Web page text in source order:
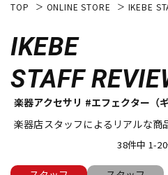
エレキギター
ベース
TOP ONLINE STORE IKEBE
IKEBE
STAFF
楽器アクセサリ #エフェクター（ギ
楽器店スタッフによるリアルな商
38件中 1-